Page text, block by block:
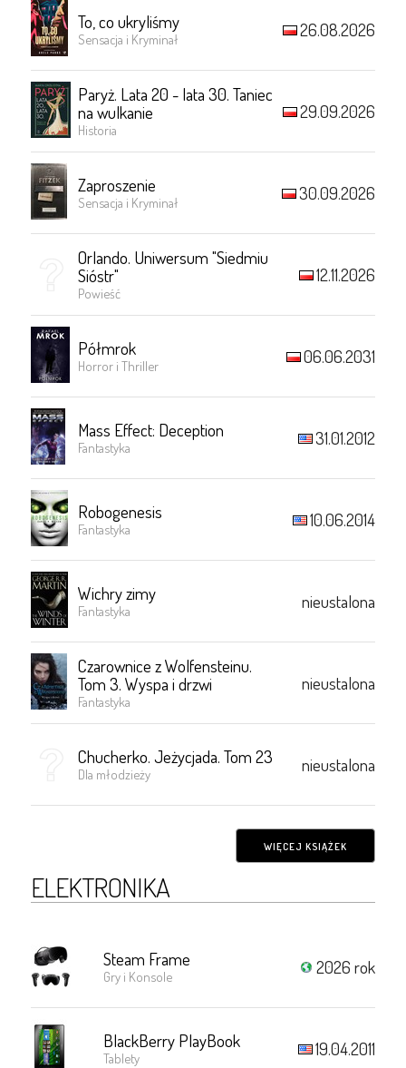
To, co ukryliśmy
Sensacja i Kryminał 26.08.2026
Paryż. Lata 20 - lata 30. Taniec
na wulkanie
Historia
29.09.2026
Zaproszenie
Sensacja i Kryminał 30.09.2026
Orlando. Uniwersum "Siedmiu
Sióstr"
Powieść
12.11.2026
Półmrok
Horror i Thriller 06.06.2031
Mass Effect: Deception
Fantastyka 31.01.2012
Robogenesis
Fantastyka 10.06.2014
Wichry zimy
Fantastyka nieustalona
Czarownice z Wolfensteinu.
Tom 3. Wyspa i drzwi
Fantastyka
nieustalona
Chucherko. Jeżycjada. Tom 23
Dla młodzieży nieustalona
WIĘCEJ KSIĄŻEK
ELEKTRONIKA
Steam Frame
Gry i Konsole 2026 rok
BlackBerry PlayBook
Tablety 19.04.2011